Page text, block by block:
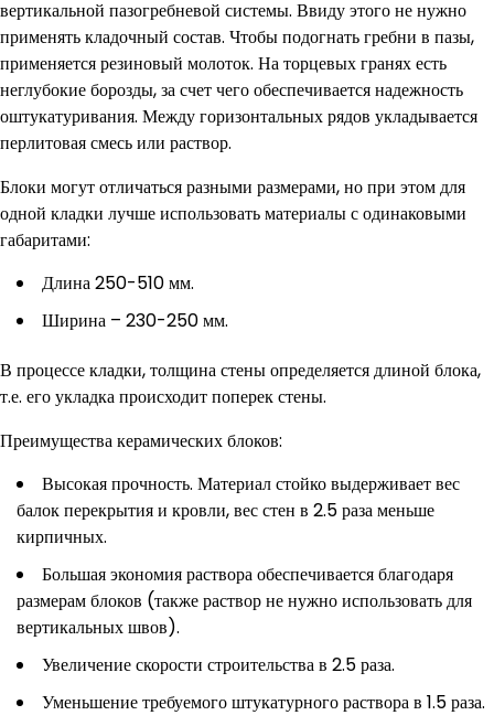
вертикальной пазогребневой системы. Ввиду этого не нужно
применять кладочный состав. Чтобы подогнать гребни в пазы,
применяется резиновый молоток. На торцевых гранях есть
неглубокие борозды, за счет чего обеспечивается надежность
оштукатуривания. Между горизонтальных рядов укладывается
перлитовая смесь или раствор.
Блоки могут отличаться разными размерами, но при этом для
одной кладки лучше использовать материалы с одинаковыми
габаритами:
Длина 250-510 мм.
Ширина – 230-250 мм.
В процессе кладки, толщина стены определяется длиной блока,
т.е. его укладка происходит поперек стены.
Преимущества керамических блоков:
Высокая прочность. Материал стойко выдерживает вес
балок перекрытия и кровли, вес стен в 2.5 раза меньше
кирпичных.
Большая экономия раствора обеспечивается благодаря
размерам блоков (также раствор не нужно использовать для
вертикальных швов).
Увеличение скорости строительства в 2.5 раза.
Уменьшение требуемого штукатурного раствора в 1.5 раза.